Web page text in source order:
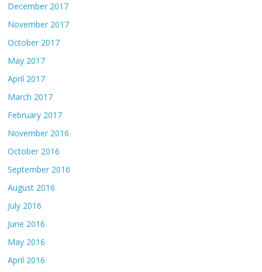
December 2017
November 2017
October 2017
May 2017
April 2017
March 2017
February 2017
November 2016
October 2016
September 2016
August 2016
July 2016
June 2016
May 2016
April 2016